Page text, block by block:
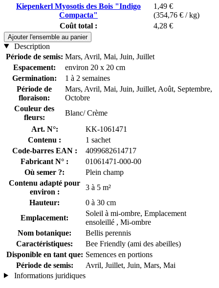
Kiepenkerl Myosotis des Bois "Indigo
Compacta"
1,49 €
(354,76 € / kg)
Coût total :
4,28 €
Ajouter l'ensemble au panier
Description
Période de semis: Mars, Avril, Mai, Juin, Juillet
Espacement:
environ 20 x 20 cm
Germination:
1 à 2 semaines
Période de
floraison:
Mars, Avril, Mai, Juin, Juillet, Août, Septembre,
Octobre
Couleur des
fleurs:
Blanc/ Crème
Art. N°:
KK-1061471
Contenu :
1 sachet
Code-barres EAN :
4099682614717
Fabricant N° :
01061471-000-00
Où semer ?:
Plein champ
Contenu adapté pour
environ :
3 à 5 m²
Hauteur:
0 à 30 cm
Emplacement:
Soleil à mi-ombre, Emplacement
ensoleillé , Mi-ombre
Nom botanique:
Bellis perennis
Caractéristiques:
Bee Friendly (ami des abeilles)
Disponible en tant que: Semences en portions
Période de semis:
Avril, Juillet, Juin, Mars, Mai
Informations juridiques